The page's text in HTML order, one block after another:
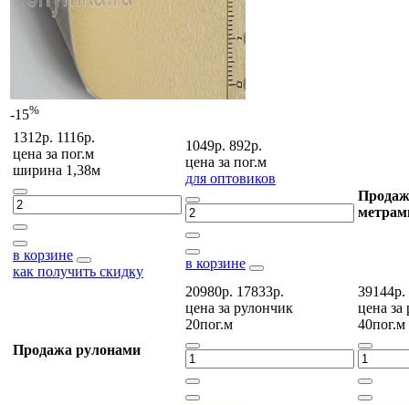
-15%
1312р. 1116р.
цена за пог.м
ширина 1,38м
в корзине
как получить скидку
1049р. 892р.
цена за пог.м
для оптовиков
в корзине
Продажа рулонами
20980р. 17833р.
цена за рулончик
20пог.м
39144р.
цена за
40пог.м